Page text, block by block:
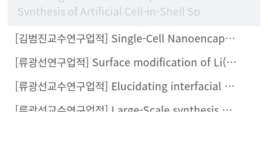
Synthesis of Artificial Cell-in-Shell Sp
[김범진교수연구업적] Single-Cell Nanoencapsulation Enables Fabrication of Probiotics-Loaded Hydrogel Dressing with Improved Wound Healing Efficacy In Vivo
[류광선연구업적] Surface modification of Li(Ni0.8Co0.1Mn0.1)O2 with Li2ZrCl6 halide solid electrolyte for all-solid-state batteries
[류광선교수연구업적] Elucidating interfacial behaviors of Li-ion argyrodites through μ-cavity electrode analysis
[류광선교수연구업적] Large-Scale synthesis of metal halide doped Li7P2S8X solid electrolytes and their compatibility with organic solvents and binders